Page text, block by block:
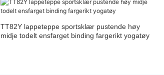
TT82Y lappeteppe sportsklær pustende høy
midje todelt ensfarget binding fargerikt yogatøy